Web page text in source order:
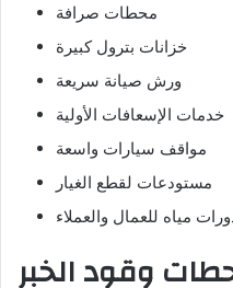
محطات صرافة
خزانات بترول كبيرة
ورش صيانة سريعة
خدمات الإسعافات الأولية
مواقف سيارات واسعة
مستودعات لقطع الغيار
مياه للعمال والعملاء
وقود الخبر